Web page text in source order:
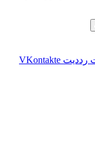
‫رددیت ‫VKontakte